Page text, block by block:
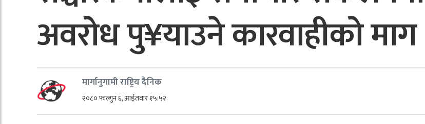
अवरोध पु¥याउने कारवाहीको माग
मार्गानुगामी राष्ट्रिय दैनिक
२०८० फाल्गुन ६, आईतवार १५:५२